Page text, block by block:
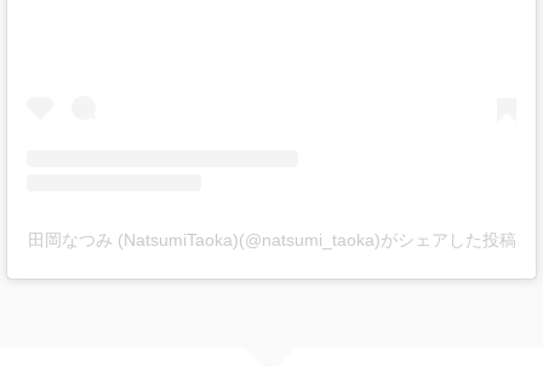
田岡なつみ (NatsumiTaoka)(@natsumi_taoka)がシェアした投稿